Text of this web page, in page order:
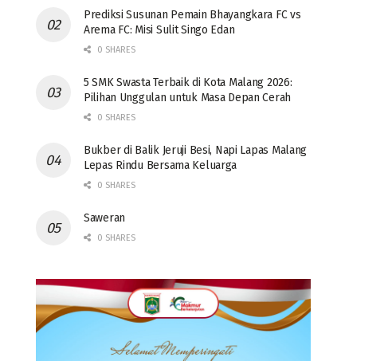
Prediksi Susunan Pemain Bhayangkara FC vs
Arema FC: Misi Sulit Singo Edan
0 SHARES
5 SMK Swasta Terbaik di Kota Malang 2026:
Pilihan Unggulan untuk Masa Depan Cerah
0 SHARES
Bukber di Balik Jeruji Besi, Napi Lapas Malang
Lepas Rindu Bersama Keluarga
0 SHARES
Saweran
0 SHARES